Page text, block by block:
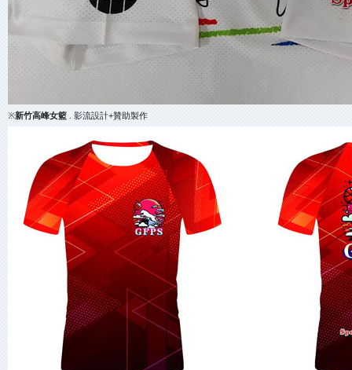
※新竹高峰女籃 . 影流設計+贊助製作